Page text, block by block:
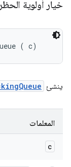
خيار أولوية الحظر
( c)
ينشئ
المعلمات
c